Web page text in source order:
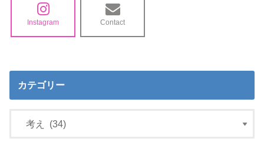
Instagram Contact
カテゴリー